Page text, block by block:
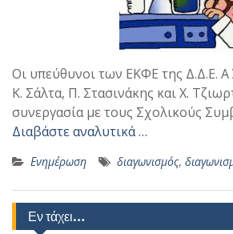
Οι υπεύθυνοι των ΕΚΦΕ της Δ.Δ.Ε.
Κ. Σάλτα, Π. Στασινάκης και Χ.
συνεργασία με τους Σχολικούς
Διαβάστε αναλυτικά …
Ενημέρωση διαγωνισμός,
Εν τάχει…